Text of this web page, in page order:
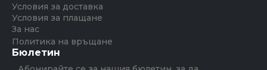
Условия за доставка
Условия за плащане
За нас
Политика на връщане
Бюлетин